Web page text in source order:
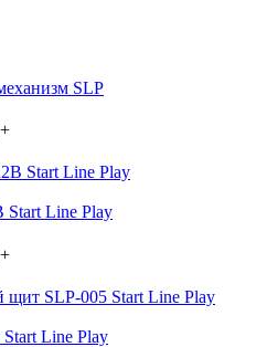
SLP
+
Start Line Play
+
Line Play